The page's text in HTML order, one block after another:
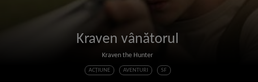
Kraven vânătorul
Kraven the Hunter
ACŢIUNE AVENTURI SF